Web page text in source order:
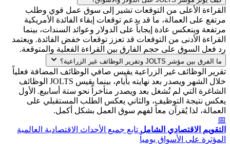
القراءة الأعلى من التوقعات تشير إلى سوق عمل قوي وطلب
مرتفع على العمالة، ما قد يدعم توقعات إبقاء الفائدة الأمريكية
مرتفعة وينعكس عادة إيجاباً على الدولار وعوائد السندات، بينما
القراءة الأدنى من التوقعات قد تعزز توقعات خفض الفائدة. ويعتمد
رد فعل السوق على حجم الفارق بين القراءة الفعلية والمتوقعة.
ما الفرق بين مؤشر JOLTS وتقرير الوظائف غير الزراعية؟
تقرير الوظائف غير الزراعية يقيس صافي الوظائف المضافة فعلياً
خلال الشهر ويصدر بعد نهايته بأيام، بينما يقيس JOLTS الوظائف
الشاغرة التي لم تُشغل بعد ويصدر متأخراً نحو ستة أسابيع. الأول
يعكس نتيجة التوظيف، والثاني يعكس الطلب المستقبلي على
العمالة، لذا يُقرآن معاً لفهم سوق العمل بشكل أكمل.
📅
التقويم الاقتصادي الشامل تابع جميع الأحداث الاقتصادية العالمية
المؤثرة على الأسواق يومياً